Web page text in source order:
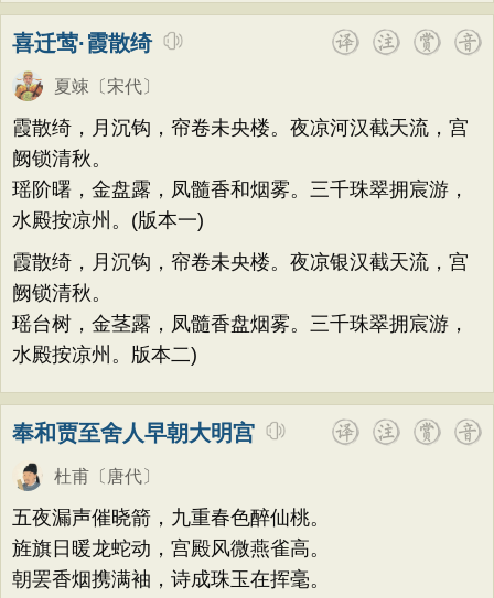
喜迁莺·霞散绮
夏竦 〔宋代〕
霞散绮，月沉钩，帘卷未央楼。夜凉河汉截天流，宫
阙锁清秋。
瑶阶曙，金盘露，凤髓香和烟雾。三千珠翠拥宸游，
水殿按凉州。(版本一)
霞散绮，月沉钩，帘卷未央楼。夜凉银汉截天流，宫
阙锁清秋。
瑶台树，金茎露，凤髓香盘烟雾。三千珠翠拥宸游，
水殿按凉州。版本二)
奉和贾至舍人早朝大明宫
杜甫 〔唐代〕
五夜漏声催晓箭，九重春色醉仙桃。
旌旗日暖龙蛇动，宫殿风微燕雀高。
朝罢香烟携满袖，诗成珠玉在挥毫。